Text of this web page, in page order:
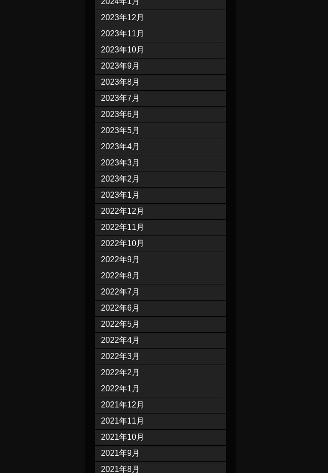
2023年12月
2023年11月
2023年10月
2023年9月
2023年8月
2023年7月
2023年6月
2023年5月
2023年4月
2023年3月
2023年2月
2023年1月
2022年12月
2022年11月
2022年10月
2022年9月
2022年8月
2022年7月
2022年6月
2022年5月
2022年4月
2022年3月
2022年2月
2022年1月
2021年12月
2021年11月
2021年10月
2021年9月
2021年8月